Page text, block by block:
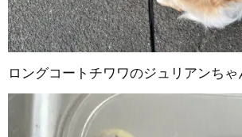
ロングコートチワワのジュリアンちゃ